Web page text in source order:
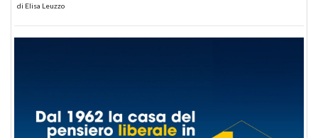
di Elisa Leuzzo